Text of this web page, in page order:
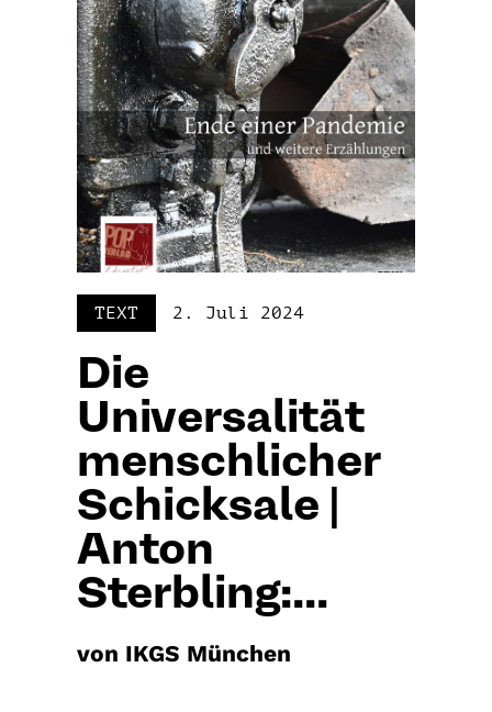
TEXT 2. Juli 2024
Die
Universalität
menschlicher
Schicksale |
Anton
Sterbling:...
von IKGS München